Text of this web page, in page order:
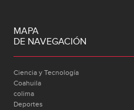
MAPA
DE NAVEGACIÓN
Ciencia y Tecnología
Coahuila
colima
Deportes